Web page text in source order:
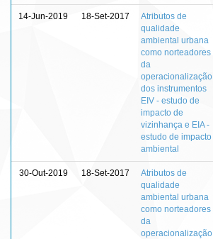
14-Jun-2019 18-Set-2017
Atributos de
qualidade
ambiental urbana
como norteadores
da
operacionalização
dos instrumentos
EIV - estudo de
impacto de
vizinhança e EIA -
estudo de impacto
ambiental
30-Out-2019 18-Set-2017
Atributos de
qualidade
ambiental urbana
como norteadores
da
operacionalização